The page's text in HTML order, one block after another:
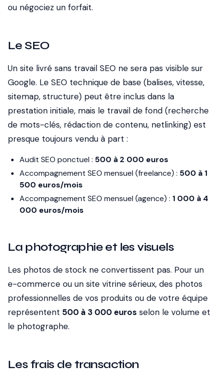
ou négociez un forfait.
Le SEO
Un site livré sans travail SEO ne sera pas visible sur
Google. Le SEO technique de base (balises, vitesse,
sitemap, structure) peut être inclus dans la
prestation initiale, mais le travail de fond (recherche
de mots-clés, rédaction de contenu, netlinking) est
presque toujours vendu à part :
Audit SEO ponctuel : 500 à 2 000 euros
Accompagnement SEO mensuel (freelance) : 500 à 1
500 euros/mois
Accompagnement SEO mensuel (agence) : 1 000 à 4
000 euros/mois
La photographie et les visuels
Les photos de stock ne convertissent pas. Pour un
e-commerce ou un site vitrine sérieux, des photos
professionnelles de vos produits ou de votre équipe
représentent 500 à 3 000 euros selon le volume et
le photographe.
Les frais de transaction